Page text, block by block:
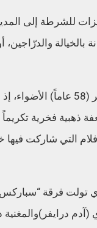
للشرطة إلى
بالخيالة والدرّاجين،
وستسرق ضيفة الشرف في افتتاح المهرجان الممثلة
ذهبية فخرية
التي شاركت فيها
تولت فرقة
درايفر)والمغنية